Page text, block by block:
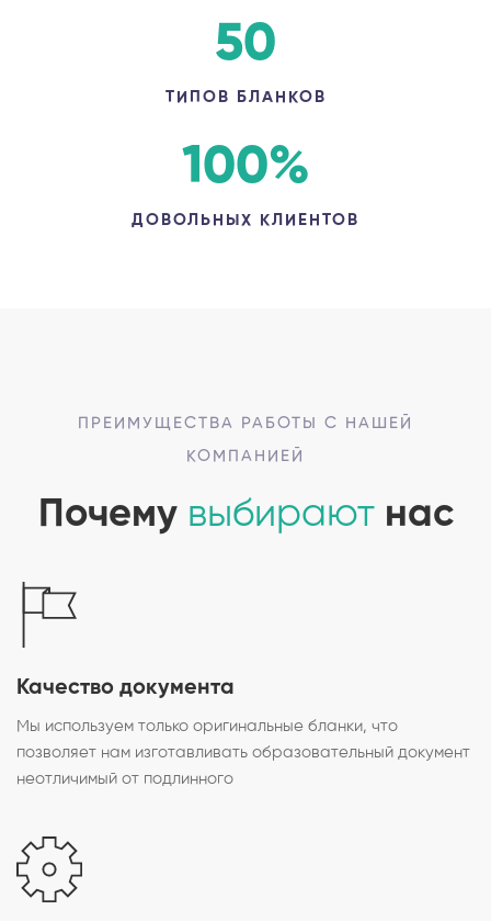
50
ТИПОВ БЛАНКОВ
100%
ДОВОЛЬНЫХ КЛИЕНТОВ
ПРЕИМУЩЕСТВА РАБОТЫ С НАШЕЙ
КОМПАНИЕЙ
Почему выбираютнас
Качество документа
Мы используем только оригинальные бланки, что
позволяет нам изготавливать образовательный документ
неотличимый от подлинного